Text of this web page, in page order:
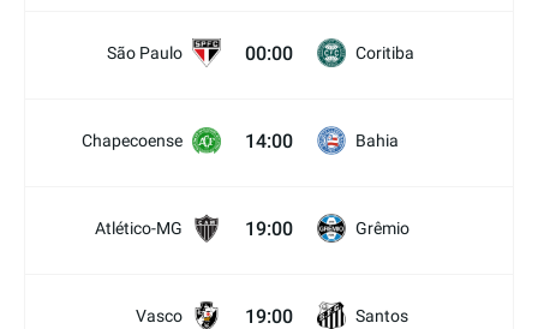
São Paulo 00:00 Coritiba
Chapecoense 14:00 Bahia
Atlético-MG 19:00 Grêmio
Vasco 19:00 Santos